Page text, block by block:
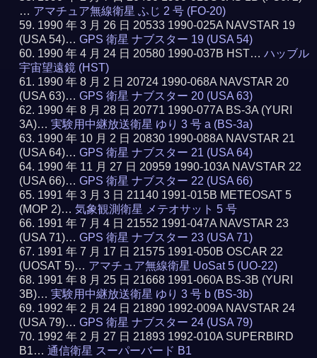
… アマチュア無線衛星 ふじ 2 号 (FO-20)
1990 年 3 月 26 日 20533 1990-025A NAVSTAR 19
(USA 54)…GPS 衛星 ナブスター 19 (USA 54)
1990 年 4 月 24 日 20580 1990-037B HST…ハッブル
宇宙望遠鏡 (HST)
1990 年 8 月 2 日 20724 1990-068A NAVSTAR 20
(USA 63)…GPS 衛星 ナブスター 20 (USA 63)
1990 年 8 月 28 日 20771 1990-077A BS-3A (YURI
3A)…実験用中継放送衛星 ゆり 3 号 a (BS-3a)
1990 年 10 月 2 日 20830 1990-088A NAVSTAR 21
(USA 64)…GPS 衛星 ナブスター 21 (USA 64)
1990 年 11 月 27 日 20959 1990-103A NAVSTAR 22
(USA 66)…GPS 衛星 ナブスター 22 (USA 66)
1991 年 3 月 3 日 21140 1991-015B METEOSAT 5
(MOP 2)…気象観測衛星 メテオサット 5 号
1991 年 7 月 4 日 21552 1991-047A NAVSTAR 23
(USA 71)…GPS 衛星 ナブスター 23 (USA 71)
1991 年 7 月 17 日 21575 1991-050B OSCAR 22
(UOSAT 5)… アマチュア無線衛星 UoSat 5 (UO-22)
1991 年 8 月 25 日 21668 1991-060A BS-3B (YURI
3B)…実験用中継放送衛星 ゆり 3 号 b (BS-3b)
1992 年 2 月 24 日 21890 1992-009A NAVSTAR 24
(USA 79)…GPS 衛星 ナブスター 24 (USA 79)
1992 年 2 月 27 日 21893 1992-010A SUPERBIRD
B1…通信衛星 スーパーバード B1